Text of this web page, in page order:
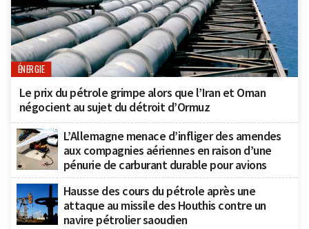
ÉNERGIE
Le prix du pétrole grimpe alors que l’Iran et Oman
négocient au sujet du détroit d’Ormuz
L’Allemagne menace d’infliger des amendes
aux compagnies aériennes en raison d’une
pénurie de carburant durable pour avions
Hausse des cours du pétrole après une
attaque au missile des Houthis contre un
navire pétrolier saoudien